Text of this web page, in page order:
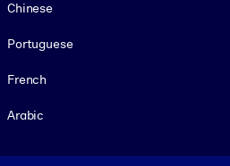
Chinese
Portuguese
French
Arabic